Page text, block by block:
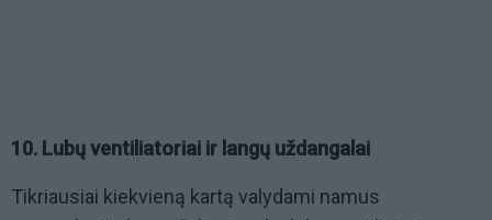
10. Lubų ventiliatoriai ir langų uždangalai
Tikriausiai kiekvieną kartą valydami namus